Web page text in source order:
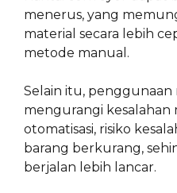
menerus, yang
material secara lebih
metode manual.
Selain itu, penggunaan
mengurangi kesalahan
otomatisasi, risiko
barang berkurang,
berjalan lebih lancar.